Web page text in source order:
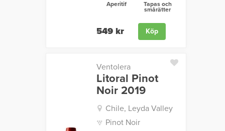
Aperitif Tapas och
smårätter
549 kr Köp
Ventolera
Litoral Pinot
Noir 2019
Chile, Leyda Valley
Pinot Noir